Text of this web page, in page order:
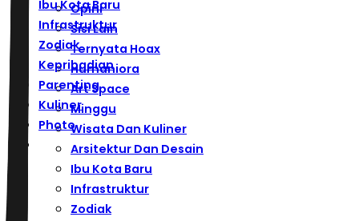
Ibu Kota Baru
Infrastruktur
Zodiak
Kepribadian
Parenting
Kuliner
Photo
Opini
Sisi Lain
Ternyata Hoax
Humaniora
Art Space
Minggu
Wisata Dan Kuliner
Arsitektur Dan Desain
Ibu Kota Baru
Infrastruktur
Zodiak